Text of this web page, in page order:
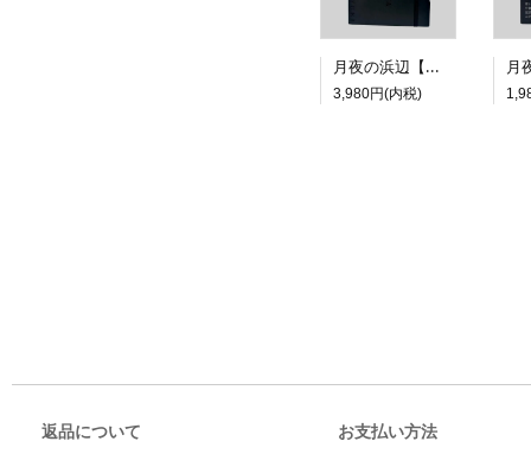
月夜の浜辺【特装版】
3,980円(内税)
返品について お支払い方法